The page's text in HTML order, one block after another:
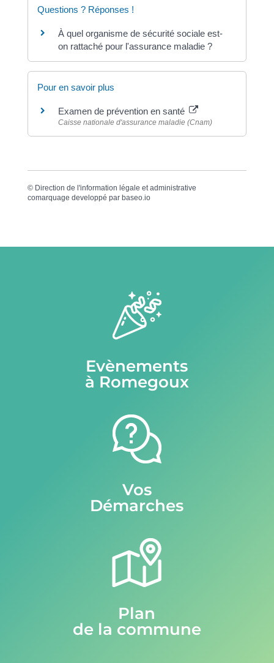
Questions ? Réponses !
À quel organisme de sécurité sociale est-
on rattaché pour l'assurance maladie ?
Pour en savoir plus
Examen de prévention en santé
Caisse nationale d'assurance maladie (Cnam)
© Direction de l'information légale et administrative
comarquage developpé par baseo.io
Evènements
à Romegoux
Vos
Démarches
Plan
de la commune